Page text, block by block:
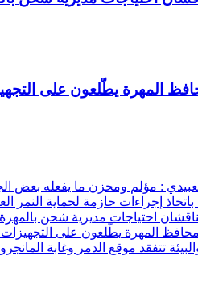
المهرة يطّلعون على
: مؤلم ومحزن ما يفعله بعض
باتخاذ إجراءات حازمة لحماية النمر
احتياجات مديرية شحن
المهرة يطّلعون على التجهيزات
تتفقد موقع الدمر وغابة